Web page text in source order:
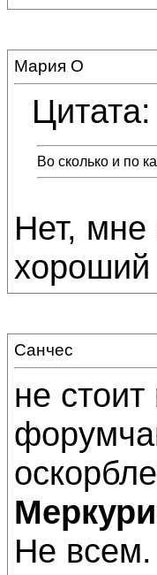
Мария О
Цитата:
Во сколько и по
Нет, мне
Санчес
не
Не всем.